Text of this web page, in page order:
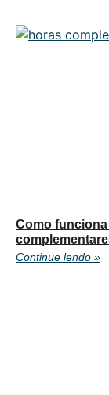
Como
Continue lendo »